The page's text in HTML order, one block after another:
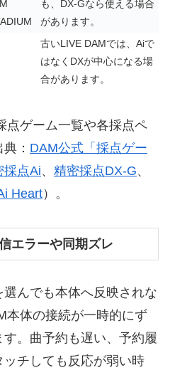
も、DX-Gなら使える場合
があります。
古いLIVE DAMでは、Aiで
はなくDXが中心になる場
合があります。
点ゲーム一覧や各採点ペ
： DAM公式「採点ゲー
採点Ai、 精密採点DX-G、
Heart）。
エラーや同期ズレ
んでも本体へ反映されな
本体の接続が一時的にず
。曲予約も遅い、予約履
チしても反応が弱い時